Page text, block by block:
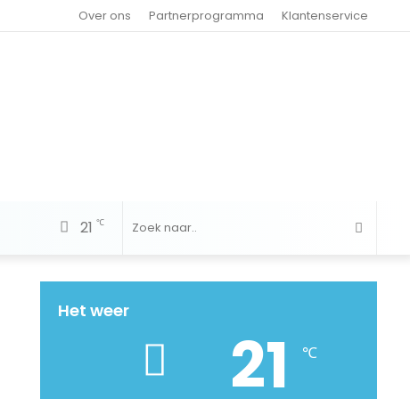
Over ons Partnerprogramma Klantenservice
Zoek
naar..
21 ℃
Het weer
21 ℃